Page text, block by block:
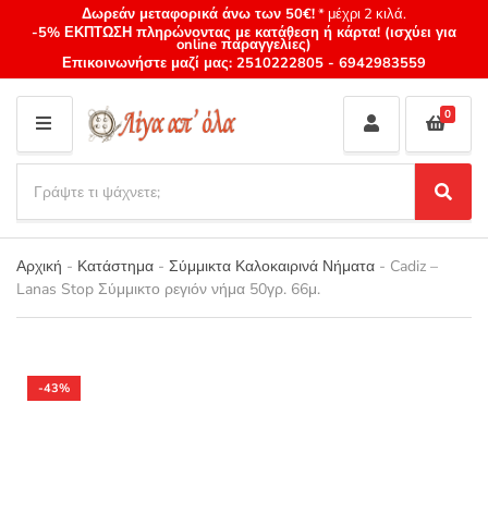
Δωρεάν μεταφορικά άνω των 50€!* μέχρι 2 κιλά.
-5% ΕΚΠΤΩΣΗ πληρώνοντας με κατάθεση ή κάρτα! (ισχύει για
online παραγγελίες)
Επικοινωνήστε μαζί μας: 2510222805 - 6942983559
M
E
N
U
Category
name
a
r
c
h
p
S
e
a
0
Αρχική - Κατάστημα - Σύμμικτα Καλοκαιρινά Νήματα - Cadiz –
Lanas Stop Σύμμικτο ρεγιόν νήμα 50γρ. 66μ.
-43%